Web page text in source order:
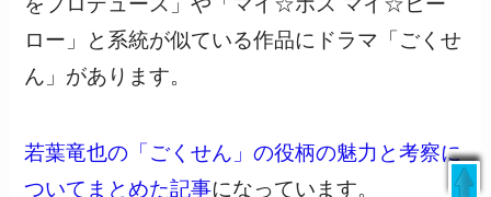
ロー」と系統が似ている作品にドラマ「ごくせ
ん」があります。
若葉竜也の「ごくせん」の役柄の魅力と考察に
ついてまとめた記事になっています。
日本テレビ/ウェザーニュース